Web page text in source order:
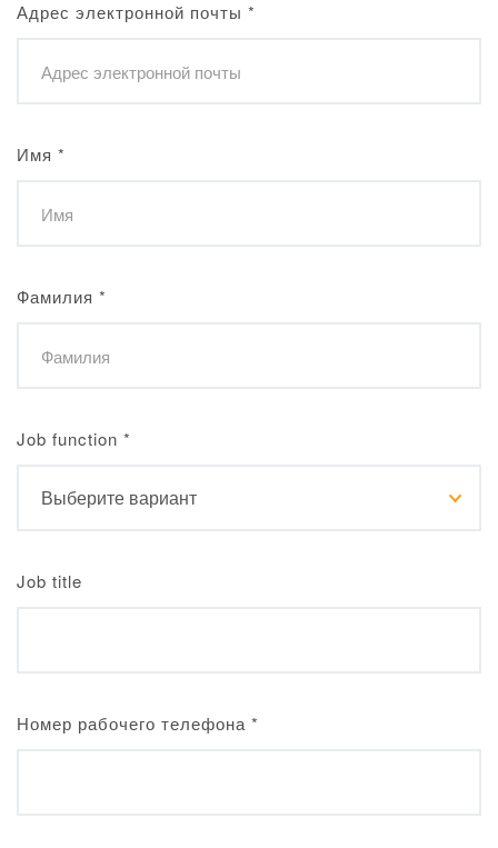
Адрес электронной почты *
Имя *
Фамилия *
Job function *
Job title
Номер рабочего телефона *